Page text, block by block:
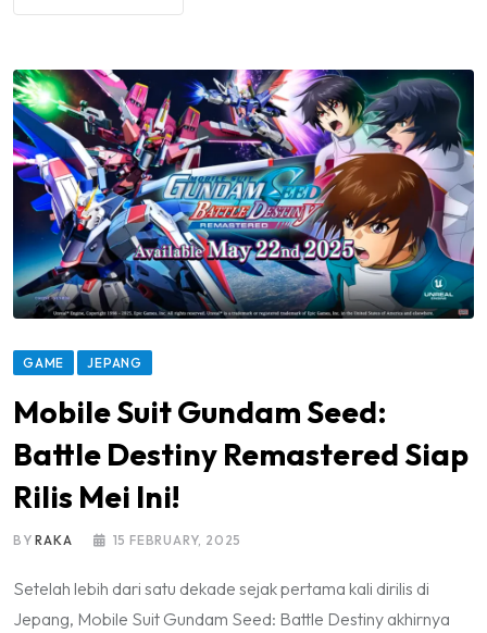
GAME JEPANG
Mobile Suit Gundam Seed:
Battle Destiny Remastered Siap
Rilis Mei Ini!
BYRAKA 15 FEBRUARY, 2025
Setelah lebih dari satu dekade sejak pertama kali dirilis di
Jepang, Mobile Suit Gundam Seed: Battle Destiny akhirnya